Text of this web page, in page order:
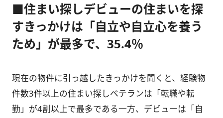
■住まい探しデビューの住まいを探
すきっかけは「自立や自立心を養う
ため」が最多で、35.4％
現在の物件に引っ越したきっかけを聞くと、経験物
件数3件以上の住まい探しベテランは「転職や転
勤」が4割以上で最多である一方、デビューは「自